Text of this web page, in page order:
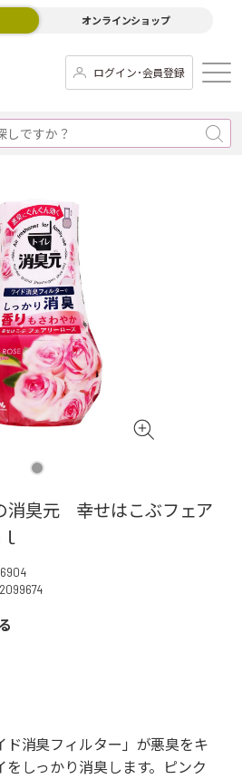
オンラインショップ
ログイン･会員登録
臭元 幸せはこぶフェア
ド消臭フィルター」が悪臭をキ
をしっかり消臭します。ピンク